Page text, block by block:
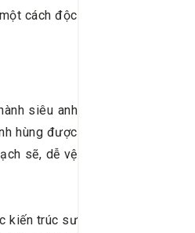
cách độc
siêu anh
hùng được
sẽ, dễ vệ
kiến trúc sư